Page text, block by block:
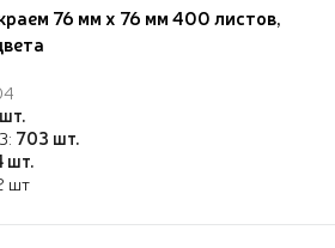
76 мм х 76 мм 400 листов,
703 шт.
шт.
шт